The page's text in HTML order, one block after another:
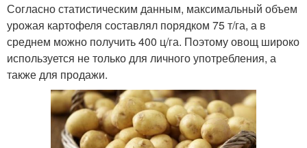
Согласно статистическим данным, максимальный объем
урожая картофеля составлял порядком 75 т/га, а в
среднем можно получить 400 ц/га. Поэтому овощ широко
используется не только для личного употребления, а
также для продажи.